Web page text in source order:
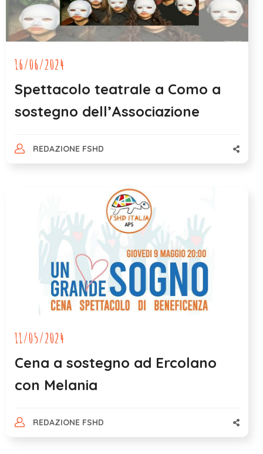
16/06/2024
Spettacolo teatrale a Como a
sostegno dell’Associazione
REDAZIONE FSHD
11/05/2024
Cena a sostegno ad Ercolano
con Melania
REDAZIONE FSHD